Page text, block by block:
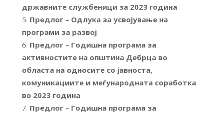
државните службеници за 2023 година
Предлог – Одлука за усвојување на
програми за развој
Предлог – Годишна програма за
активностите на општина Дебрца во
областа на односите со јавноста,
комуникациите и меѓународната соработка
во 2023 година
Предлог – Годишна програма за